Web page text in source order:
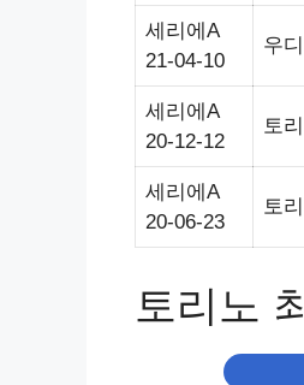
세리에A
21-04-10
우
세리에A
20-12-12
토
세리에A
20-06-23
토
토리노